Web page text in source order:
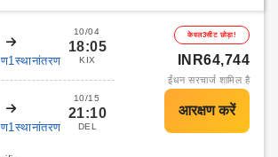
10/04
18:05
KIX
10/15
21:10
DEL
केवल3सीट छोड़ा!
INR64,744
ईंधन सरचार्ज शामिल है